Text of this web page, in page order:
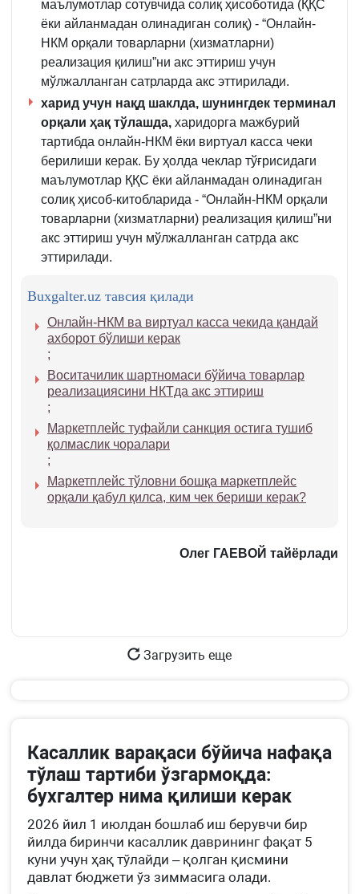
маълумотлар сотувчида солиқ ҳисоботида (ҚҚС
ёки айланмадан олинадиган солиқ) - “Онлайн-
НКМ орқали товарларни (хизматларни)
реализация қилиш”ни акс эттириш учун
мўлжалланган сатрларда акс эттирилади.
харид учун нақд шаклда, шунингдек терминал
орқали ҳақ тўлашда, харидорга мажбурий
тартибда онлайн-НКМ ёки виртуал касса чеки
берилиши керак. Бу ҳолда чеклар тўғрисидаги
маълумотлар ҚҚС ёки айланмадан олинадиган
солиқ ҳисоб-китобларида - “Онлайн-НКМ орқали
товарларни (хизматларни) реализация қилиш”ни
акс эттириш учун мўлжалланган сатрда акс
эттирилади.
Buxgalter.uz тавсия қилади
Онлайн-НКМ ва виртуал касса чекида қандай
ахборот бўлиши керак
;
Воситачилик шартномаси бўйича товарлар
реализациясини НКТда акс эттириш
;
Маркетплейс туфайли санкция остига тушиб
қолмаслик чоралари
;
Маркетплейс тўловни бошқа маркетплейс
орқали қабул қилса, ким чек бериши керак?
Олег ГАЕВОЙ тайёрлади
Загрузить еще
Касаллик варақаси бўйича нафақа
тўлаш тартиби ўзгармоқда:
бухгалтер нима қилиши керак
2026 йил 1 июлдан бошлаб иш берувчи бир
йилда биринчи касаллик даврининг фақат 5
куни учун ҳақ тўлайди – қолган қисмини
давлат бюджети ўз зиммасига олади.